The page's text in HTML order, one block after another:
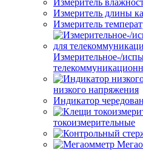
Измеритель
Измеритель длины
Измеритель
Измерительное-/
низкого напряжения
Индикатор
токоизмерительные